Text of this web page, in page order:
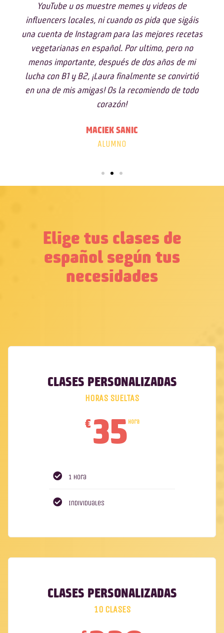
YouTube u os muestre memes y videos de
influencers locales, ni cuando os pida que sigáis
una cuenta de Instagram para las mejores recetas
vegetarianas en español. Por ultimo, pero no
menos importante, después de dos años de mi
lucha con B1 y B2, ¡Laura finalmente se convirtió
en una de mis amigas! Os la recomiendo de todo
corazón!
MACIEK SANIC
ALUMNO
Elige tus clases de
español según tus
necesidades
CLASES PERSONALIZADAS
HORAS SUELTAS
€ 35 Hora
1 Hora
Individuales
CLASES PERSONALIZADAS
10 CLASES